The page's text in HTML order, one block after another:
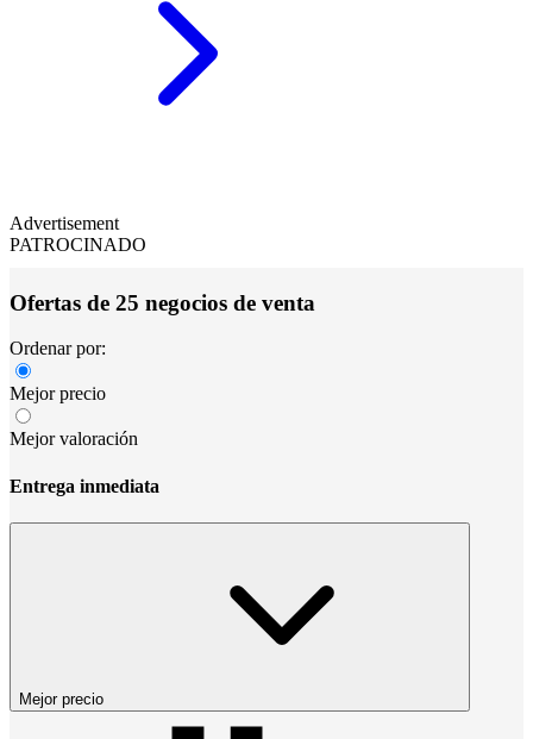
Advertisement
PATROCINADO
Ofertas de 25 negocios de venta
Ordenar por:
Mejor precio
Mejor valoración
Entrega inmediata
Mejor precio